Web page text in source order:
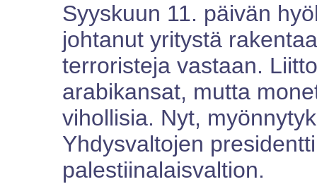
Syyskuun 11. päivän
johtanut yritystä
terroristeja vastaan.
arabikansat, mutta
vihollisia. Nyt,
Yhdysvaltojen
palestiinalaisvaltion.